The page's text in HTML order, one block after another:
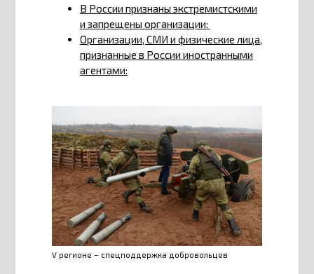
В России признаны экстремистскими
и запрещены организации:
Организации, СМИ и физические лица,
признанные в России иностранными
агентами:
V регионе – спецподдержка добровольцев